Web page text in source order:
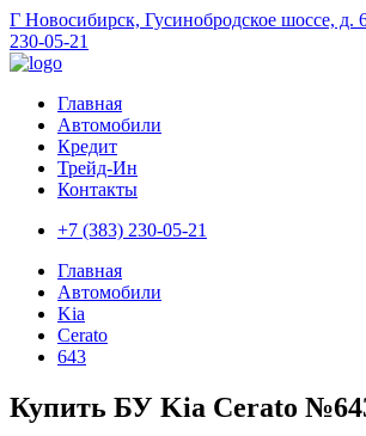
Г Новосибирск, Гусинобродское шоссе, д.
230-05-21
Главная
Автомобили
Кредит
Трейд-Ин
Контакты
+7 (383) 230-05-21
Главная
Автомобили
Kia
Cerato
643
Купить БУ Kia Cerato